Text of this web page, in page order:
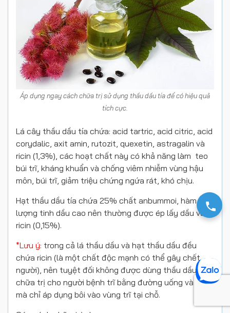
Áp dụng ngay cách chữa trị sử dụng thầu dầu tía để có hiệu quả
tích cực.
Lá cây thầu dầu tía chứa: acid tartric, acid citric, acid
corydalic, axit amin, rutozit, quexetin, astragalin và
ricin (1,3%), các hoạt chất này có khả năng làm teo
búi trĩ, kháng khuẩn và chống viêm nhiễm vùng hậu
môn, búi trĩ, giảm triệu chứng ngứa rát, khó chịu.
Hạt thầu dầu tía chứa 25% chất anbummoi, hàm
lượng tinh dầu cao nên thường được ép lấy dầu và
ricin (0,15%).
*Lưu ý: trong cả lá thầu dầu và hạt thầu dầu đều
chứa ricin (là một chất độc mạnh có thể gây chết
người), nên tuyệt đối không được dùng thầu dầu để
chữa trị cho người bệnh trĩ bằng đường uống và ăn
mà chỉ áp dụng bôi vào vùng trĩ tại chỗ.